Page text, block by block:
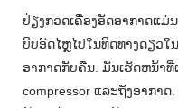
ປ່ຽງກວດເຄື່ອງອັດອາກາດແ
ບີບອັດໄຫຼໄປໃນທິດທາງດຽວ
ອາກາດກັບຄືນ. ມັນເຮັດຫນ້າທີ່
compressor ແລະຖັງອາກາ